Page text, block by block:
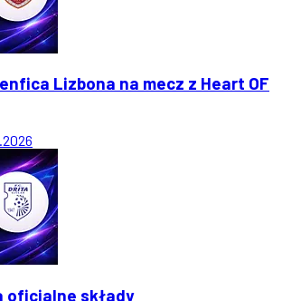
Lizbona na mecz z Heart OF
oficjalne składy